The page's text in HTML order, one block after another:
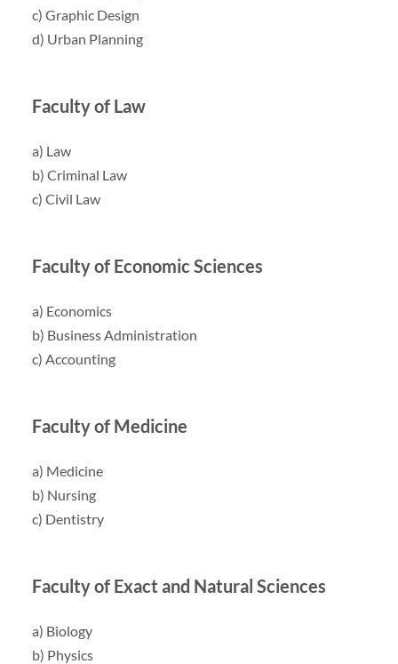
c) Graphic Design
d) Urban Planning
Faculty of Law
a) Law
b) Criminal Law
c) Civil Law
Faculty of Economic Sciences
a) Economics
b) Business Administration
c) Accounting
Faculty of Medicine
a) Medicine
b) Nursing
c) Dentistry
Faculty of Exact and Natural Sciences
a) Biology
b) Physics